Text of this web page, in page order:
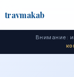
travmakab
Внимание: